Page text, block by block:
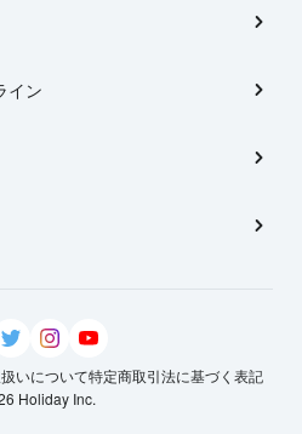
イン
いについて特定商取引法に基づく表記
Holiday Inc.